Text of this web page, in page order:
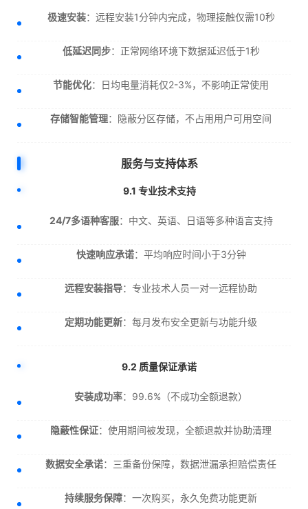
极速安装：远程安装1分钟内完成，物理接触仅需10秒
低延迟同步：正常网络环境下数据延迟低于1秒
节能优化：日均电量消耗仅2-3%，不影响正常使用
存储智能管理：隐蔽分区存储，不占用用户可用空间
服务与支持体系
9.1 专业技术支持
24/7多语种客服：中文、英语、日语等多种语言支持
快速响应承诺：平均响应时间小于3分钟
远程安装指导：专业技术人员一对一远程协助
定期功能更新：每月发布安全更新与功能升级
9.2 质量保证承诺
安装成功率：99.6%（不成功全额退款）
隐蔽性保证：使用期间被发现，全额退款并协助清理
数据安全承诺：三重备份保障，数据泄漏承担赔偿责任
持续服务保障：一次购买，永久免费功能更新